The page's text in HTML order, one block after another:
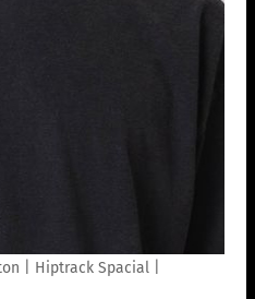
| Hiptrack Spacial |